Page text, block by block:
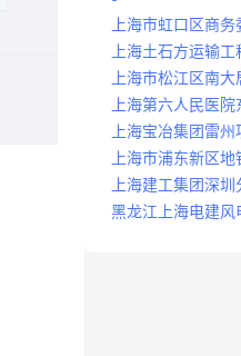
上海市虹口区商
上海土石方运输
上海市松江区南
上海第六人民医
上海宝冶集团雷
上海市浦东新区
上海建工集团深
黑龙江上海电建风